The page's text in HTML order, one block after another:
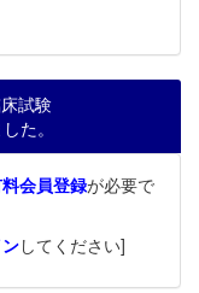
試験
た。
会員登録が必要で
してください]